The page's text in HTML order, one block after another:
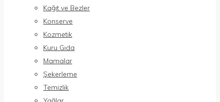
Kağıt ve Bezler
Konserve
Kozmetik
Kuru Gıda
Mamalar
Şekerleme
Temizlik